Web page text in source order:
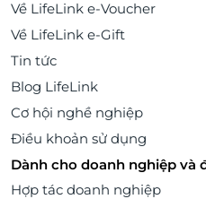
Về LifeLink e-Voucher
Về LifeLink e-Gift
Tin tức
Blog LifeLink
Cơ hội nghề nghiệp
Điều khoản sử dụng
Dành cho doanh nghiệp và
Hợp tác doanh nghiệp